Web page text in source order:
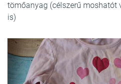
tömőanyag (célszerű moshatót
is)